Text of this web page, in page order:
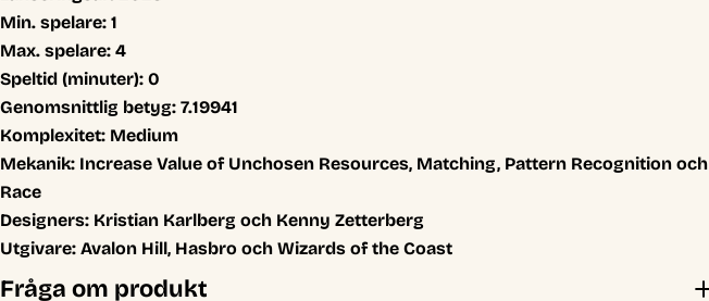
Min. spelare: 1
Max. spelare: 4
Speltid (minuter): 0
Genomsnittlig betyg: 7.19941
Komplexitet: Medium
Mekanik: Increase Value of Unchosen Resources, Matching, Pattern Recognition och
Race
Designers: Kristian Karlberg och Kenny Zetterberg
Utgivare: Avalon Hill, Hasbro och Wizards of the Coast
Fråga om produkt